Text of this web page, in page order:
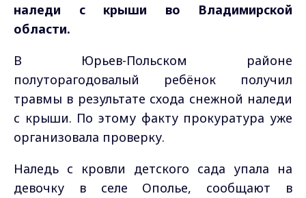
наледи с крыши во Владимирской
области.
В Юрьев-Польском районе
полуторагодовалый ребёнок получил
травмы в результате схода снежной наледи
с крыши. По этому факту прокуратура уже
организовала проверку.
Наледь с кровли детского сада упала на
девочку в селе Ополье, сообщают в